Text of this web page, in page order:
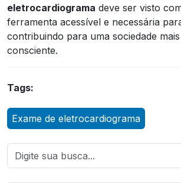
eletrocardiograma deve ser visto
ferramenta acessível e necessária
contribuindo para uma sociedade
consciente.
Tags:
Exame de eletrocardiograma